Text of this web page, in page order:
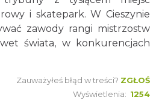
i skatepark. W Cieszynie
zawody rangi mistrzostw
świata, w konkurencjach
Zauważyłeś błąd w treści? ZGŁOŚ
Wyświetlenia: 1254